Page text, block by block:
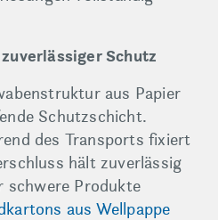
Schutz
aus Papier
Schutzschicht.
des Transports fixiert
hält zuverlässig
schwere Produkte
aus Wellpappe